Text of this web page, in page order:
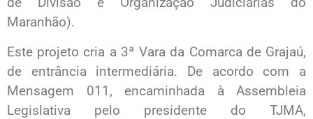
Maranhão).
Este projeto cria a 3ª Vara da Comarca de Grajaú,
de entrância intermediária. De acordo com a
Mensagem 011, encaminhada à Assembleia
Legislativa pelo presidente do TJMA,